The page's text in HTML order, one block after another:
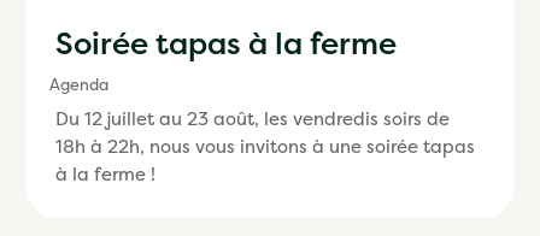
Soirée tapas à la ferme
Agenda
Du 12 juillet au 23 août, les vendredis soirs de
18h à 22h, nous vous invitons à une soirée tapas
à la ferme !